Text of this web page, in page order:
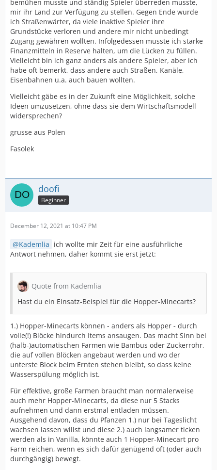
bemühen musste und ständig Spieler überreden musste,
mir ihr Land zur Verfügung zu stellen. Gegen Ende wurde
ich Straßenwärter, da viele inaktive Spieler ihre
Grundstücke verloren und andere mir nicht unbedingt
Zugang gewähren wollten. Infolgedessen musste ich starke
Finanzmitteln in Reserve halten, um die Lücken zu füllen.
Vielleicht bin ich ganz anders als andere Spieler, aber ich
habe oft bemerkt, dass andere auch Straßen, Kanäle,
Eisenbahnen u.a. auch bauen wollten.
Vielleicht gäbe es in der Zukunft eine Möglichkeit, solche
Ideen umzusetzen, ohne dass sie dem Wirtschaftsmodell
widersprechen?
grusse aus Polen
Fasolek
doofi
Beginner
December 12, 2021 at 10:47 PM
Kademlia ich wollte mir Zeit für eine ausführliche
Antwort nehmen, daher kommt sie erst jetzt:
Quote from Kademlia
Hast du ein Einsatz-Beispiel für die Hopper-Minecarts?
1.) Hopper-Minecarts können - anders als Hopper - durch
volle(!) Blöcke hindurch Items ansaugen. Das macht Sinn bei
(halb-)automatischen Farmen wie Bambus oder Zuckerrohr,
die auf vollen Blöcken angebaut werden und wo der
unterste Block beim Ernten stehen bleibt, so dass keine
Wasserspülung möglich ist.
Für effektive, große Farmen braucht man normalerweise
auch mehr Hopper-Minecarts, da diese nur 5 Stacks
aufnehmen und dann erstmal entladen müssen.
Ausgehend davon, dass du Pfanzen 1.) nur bei Tageslicht
wachsen lassen willst und diese 2.) auch langsamer ticken
werden als in Vanilla, könnte auch 1 Hopper-Minecart pro
Farm reichen, wenn es sich dafür genügend oft (oder auch
durchgängig) bewegt.